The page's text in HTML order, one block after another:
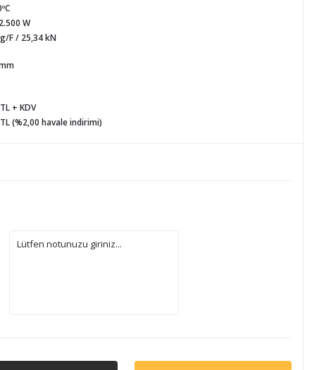
W
F / 25,34 kN
+ KDV
(%2,00 havale indirimi)